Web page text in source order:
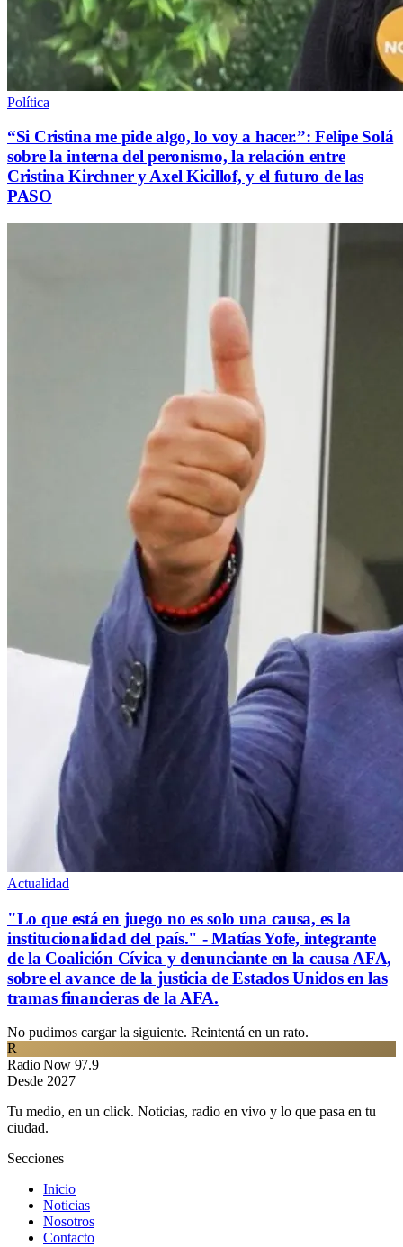
Política
“Si Cristina me pide algo, lo voy a hacer.”: Felipe Solá
sobre la interna del peronismo, la relación entre
Cristina Kirchner y Axel Kicillof, y el futuro de las
PASO
Actualidad
"Lo que está en juego no es solo una causa, es la
institucionalidad del país." - Matías Yofe, integrante
de la Coalición Cívica y denunciante en la causa AFA,
sobre el avance de la justicia de Estados Unidos en las
tramas financieras de la AFA.
No pudimos cargar la siguiente. Reintentá en un rato.
R
Radio Now 97.9
Desde 2027
Tu medio, en un click. Noticias, radio en vivo y lo que pasa en tu
ciudad.
Secciones
Inicio
Noticias
Nosotros
Contacto